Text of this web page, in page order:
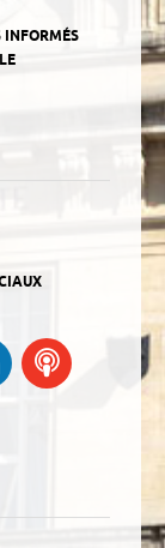
INFORMÉS
YouTube
nous sur
Retrouvez-
nous sur
Ecoutez